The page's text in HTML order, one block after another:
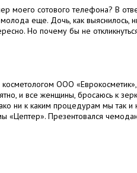
моего сотового телефона? В
еще. Дочь, как выяснилось,
Но почему бы не
ООО «Еврокосметик»,
и все женщины, бросаюсь к
ни к каким процедурам мы так и
«Цептер». Презентовался